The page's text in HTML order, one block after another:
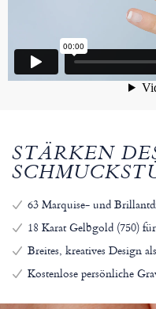
STÄRKEN
63 Marquise- und
18 Karat Gelbgold (750)
Breites, kreatives Design
Kostenlose persönliche